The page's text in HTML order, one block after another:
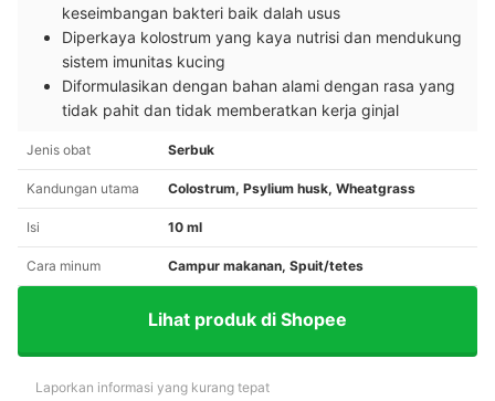
keseimbangan bakteri baik dalah usus
Diperkaya kolostrum yang kaya nutrisi dan mendukung
sistem imunitas kucing
Diformulasikan dengan bahan alami dengan rasa yang
tidak pahit dan tidak memberatkan kerja ginjal
Jenis obat Serbuk
Kandungan utama Colostrum, Psylium husk, Wheatgrass
Isi 10 ml
Cara minum Campur makanan, Spuit/tetes
Lihat produk di Shopee
Laporkan informasi yang kurang tepat